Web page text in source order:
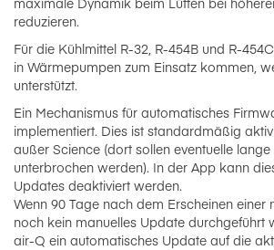
reduzieren.
Für die Kühlmittel R-32, R-454B und R-
in Wärmepumpen zum Einsatz kommen,
unterstützt.
Ein Mechanismus für automatisches
implementiert. Dies ist standardmäßig
außer Science (dort sollen eventuelle
unterbrochen werden). In der App kann
Updates deaktiviert werden.
Wenn 90 Tage nach dem Erscheinen einer
noch kein manuelles Update durchgeführt
air-Q ein automatisches Update auf die